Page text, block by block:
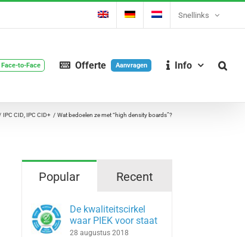
Snellinks
Face-to-Face Offerte Aanvragen Info
IPC CID IPC CID+ Wat bedoelen ze met “high density boards”?
Popular Recent
De kwaliteitscirkel
waar PIEK voor staat
28 augustus 2018